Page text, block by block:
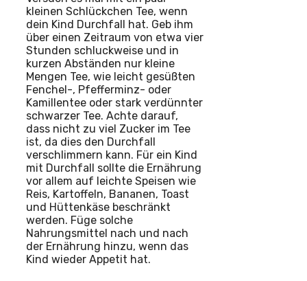
kleinen Schlückchen Tee, wenn
dein Kind Durchfall hat. Geb ihm
über einen Zeitraum von etwa vier
Stunden schluckweise und in
kurzen Abständen nur kleine
Mengen Tee, wie leicht gesüßten
Fenchel-, Pfefferminz- oder
Kamillentee oder stark verdünnter
schwarzer Tee. Achte darauf,
dass nicht zu viel Zucker im Tee
ist, da dies den Durchfall
verschlimmern kann. Für ein Kind
mit Durchfall sollte die Ernährung
vor allem auf leichte Speisen wie
Reis, Kartoffeln, Bananen, Toast
und Hüttenkäse beschränkt
werden. Füge solche
Nahrungsmittel nach und nach
der Ernährung hinzu, wenn das
Kind wieder Appetit hat.